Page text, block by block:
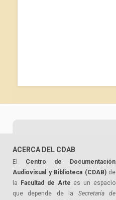
ACERCA DEL CDAB
El Centro de Documentación
Audiovisual y Biblioteca (CDAB)de
la
Facultad de Arte es un espacio
que depende de la Secretaría de